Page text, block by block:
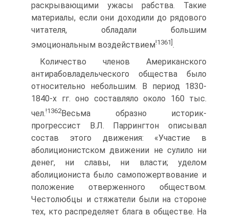
раскрывающими ужасы рабства. Такие
материалы, если они доходили до рядового
читателя, обладали большим
эмоциональным воздействием!1361] .
Количество членов Американского
антирабовладельческого общества было
относительно небольшим. В период 1830-
1840-х гг. оно составляло около 160 тыс.
чел.!1362Весьма образно историк-
прогрессист В.Л. Паррингтон описывал
состав этого движения: «Участие в
аболиционистском движении не сулило ни
денег, ни славы, ни власти; уделом
аболициониста было самопожертвование и
положение отверженного обществом.
Честолюбцы и стяжатели были на стороне
тех, кто распределяет блага в обществе. На